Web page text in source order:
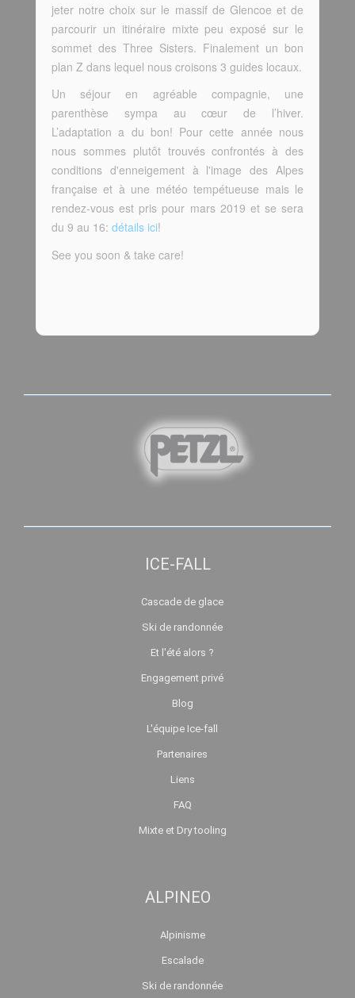
jeter notre choix sur le massif de Glencoe et de
parcourir un itinéraire mixte peu exposé sur le
sommet des Three Sisters. Finalement un bon
plan Z dans lequel nous croisons 3 guides locaux.
Un séjour en agréable compagnie, une
parenthèse sympa au cœur de l’hiver.
L’adaptation a du bon! Pour cette année nous
nous sommes plutôt trouvés confrontés à des
conditions d'enneigement à l'image des Alpes
française et à une météo tempétueuse mais le
rendez-vous est pris pour mars 2019 et se sera
du 9 au 16: détails ici!
See you soon & take care!
ICE-FALL
Cascade de glace
Ski de randonnée
Et l'été alors ?
Engagement privé
Blog
L'équipe Ice-fall
Partenaires
Liens
FAQ
Mixte et Dry tooling
ALPINEO
Alpinisme
Escalade
Ski de randonnée